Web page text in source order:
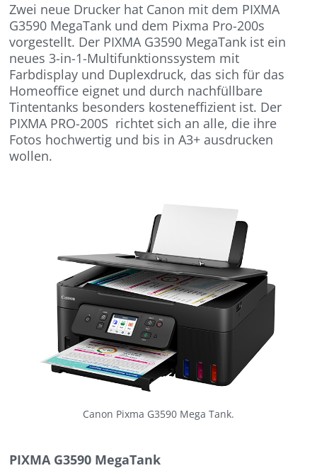
Zwei neue Drucker hat Canon mit dem PIXMA
G3590 MegaTank und dem Pixma Pro-200s
vorgestellt. Der PIXMA G3590 MegaTank ist ein
neues 3-in-1-Multifunktionssystem mit
Farbdisplay und Duplexdruck, das sich für das
Homeoffice eignet und durch nachfüllbare
Tintentanks besonders kosteneffizient ist. Der
PIXMA PRO-200S richtet sich an alle, die ihre
Fotos hochwertig und bis in A3+ ausdrucken
wollen.
Canon Pixma G3590 Mega Tank.
PIXMA G3590 MegaTank